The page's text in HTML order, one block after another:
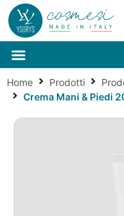
Home Prodotti
Crema Mani & Piedi